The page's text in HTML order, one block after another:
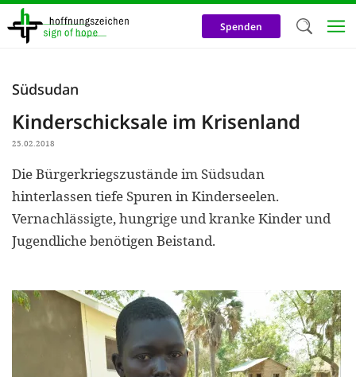
Direkt
zum
Inhalt
Spenden
Südsudan
Kinderschicksale im Krisenland
25.02.2018
Die Bürgerkriegszustände im Südsudan
hinterlassen tiefe Spuren in Kinderseelen.
Vernachlässigte, hungrige und kranke Kinder und
Jugendliche benötigen Beistand.
Wir
nutzen
helfen
Online-